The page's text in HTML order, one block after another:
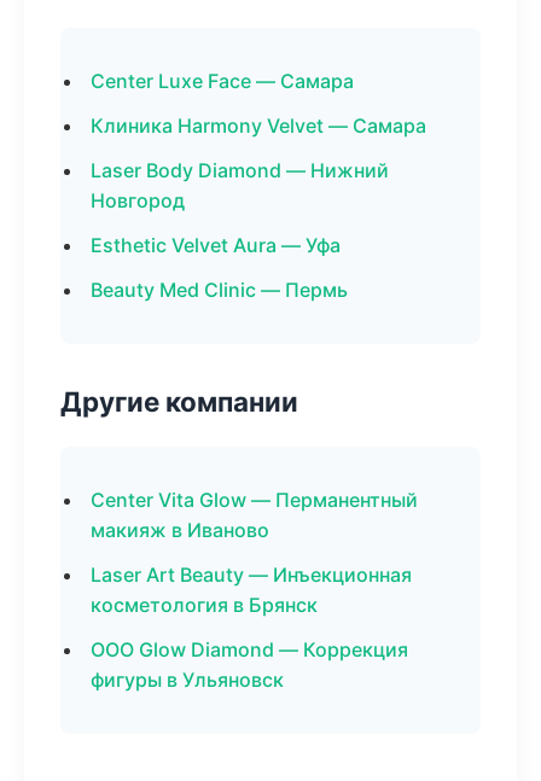
Center Luxe Face — Самара
Клиника Harmony Velvet — Самара
Laser Body Diamond — Нижний
Новгород
Esthetic Velvet Aura — Уфа
Beauty Med Clinic — Пермь
Другие компании
Center Vita Glow — Перманентный
макияж в Иваново
Laser Art Beauty — Инъекционная
косметология в Брянск
ООО Glow Diamond — Коррекция
фигуры в Ульяновск